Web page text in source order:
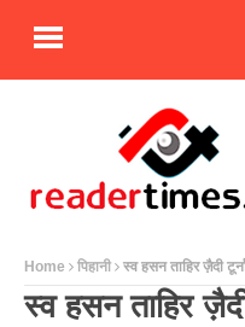
Home पिहानी स्व हसन ताहिर ज़ैदी
स्व हसन ताहिर